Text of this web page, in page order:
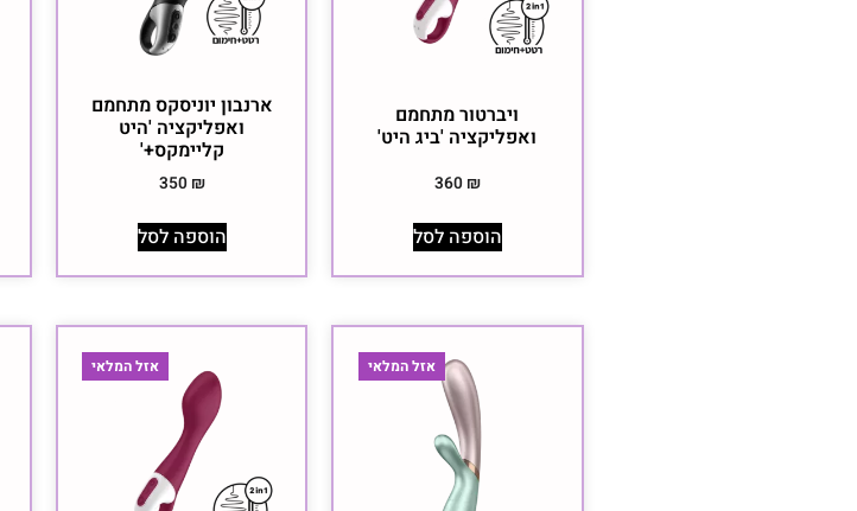
ויברטור מתחמם
ואפליקציה 'ביג היט'
360 ₪
הוספה לסל
ארנבון יוניסקס מתחמם
ואפליקציה 'היט
קליימקס+'
350 ₪
הוספה לסל
אזל המלאי אזל המלאי